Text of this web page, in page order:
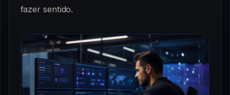
fazer sentido.